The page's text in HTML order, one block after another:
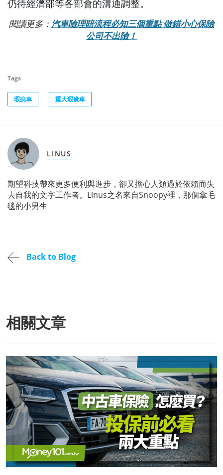
仍待經濟部等各部會的溝通調整。
閱讀更多： 汽車險理賠流程必知三個重點 做錯小心保險
公司不出險！
Tags
瑕疵車 重大瑕疵車
LINUS
期望科技帶來更多便利與進步，卻又擔心人類過於依賴而失
去自我的文字工作者。Linus之名來自Snoopy裡，那個拿毛
毯的小男生
Back to Blog
相關文章